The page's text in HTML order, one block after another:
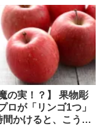
の実！？】 果物彫
ロが「リンゴ1つ」
間かけると、こうな